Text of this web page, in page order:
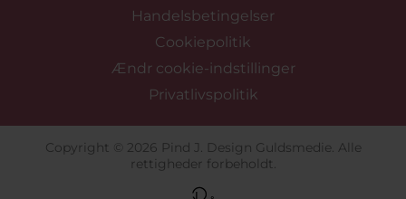
Handelsbetingelser
Cookiepolitik
Ændr cookie-indstillinger
Privatlivspolitik
Copyright © 2026 Pind J. Design Guldsmedie. Alle
rettigheder forbeholdt.